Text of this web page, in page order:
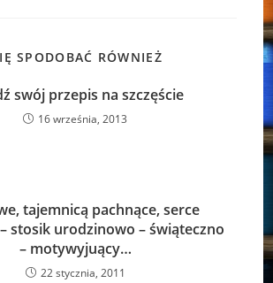
SPODOBAĆ RÓWNIEŻ
swój przepis na szczęście
16 września, 2013
tajemnicą pachnące, serce
stosik urodzinowo – świąteczno
– motywyjuący…
22 stycznia, 2011